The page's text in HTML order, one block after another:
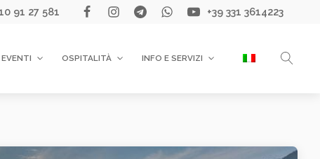
91 27 581 +39 331 3614223
EVENTI OSPITALITÀ INFO E SERVIZI